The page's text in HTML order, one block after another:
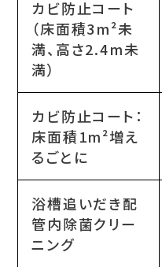
カビ防止コート
（床面積3m²未
満、高さ2.4m未
満）
カビ防止コート：
床面積1m²増え
るごとに
浴槽追いだき配
管内除菌クリー
ニング